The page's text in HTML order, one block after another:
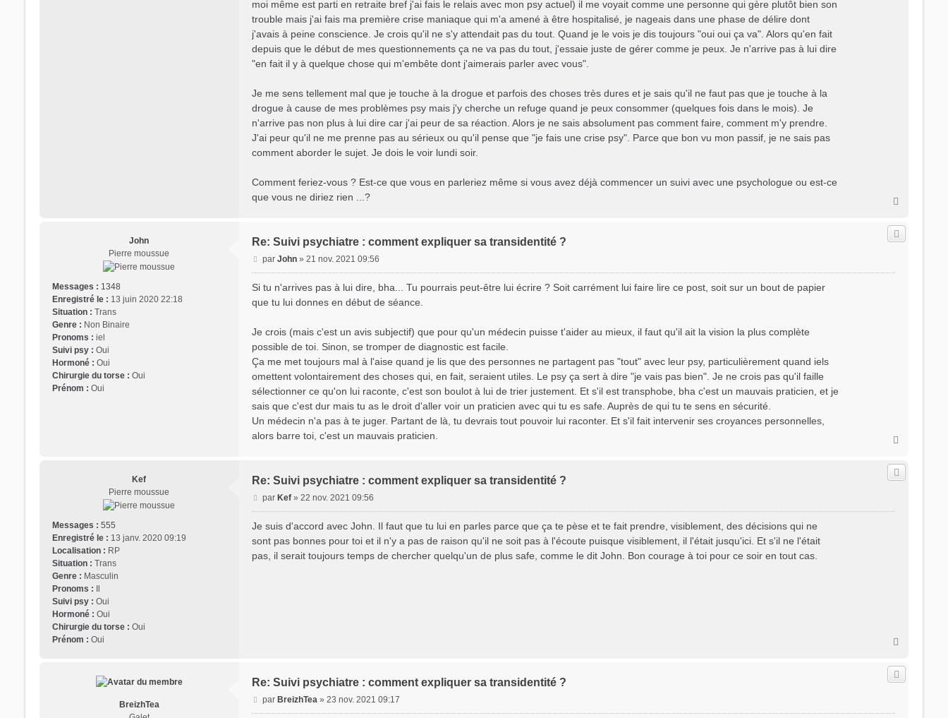
moi même est parti en retraite bref j'ai fais le relais avec mon psy actuel) il me voyait comme une personne qui gère plutôt bien son
trouble mais j'ai fais ma première crise maniaque qui m'a amené à être hospitalisé, je nageais dans une phase de délire dont
j'avais à peine conscience. Je crois qu'il ne s'y attendait pas du tout. Quand je le vois je dis toujours "oui oui ça va". Alors qu'en fait
depuis que le début de mes questionnements ça ne va pas du tout, j'essaie juste de gérer comme je peux. Je n'arrive pas à lui dire
"en fait il y à quelque chose qui m'embête dont j'aimerais parler avec vous".
Je me sens tellement mal que je touche à la drogue et parfois des choses très dures et je sais qu'il ne faut pas que je touche à la
drogue à cause de mes problèmes psy mais j'y cherche un refuge quand je peux consommer (quelques fois dans le mois). Je
n'arrive pas non plus à lui dire car j'ai peur de sa réaction. Alors je ne sais absolument pas comment faire, comment m'y prendre.
J'ai peur qu'il ne me prenne pas au sérieux ou qu'il pense que "je fais une crise psy". Parce que bon vu mon passif, je ne sais pas
comment aborder le sujet. Je dois le voir lundi soir.
Comment feriez-vous ? Est-ce que vous en parleriez même si vous avez déjà commencer un suivi avec une psychologue ou est-ce
que vous ne diriez rien ...?
u
John
Pierre moussue
Messages : 1348
Enregistré le : 13 juin 2020 22:18
Situation : Trans
Genre : Non Binaire
Pronoms : iel
Suivi psy : Oui
Hormoné : Oui
Chirurgie du torse : Oui
Prénom : Oui
Re: Suivi psychiatre : comment expliquer sa transidentité ?
M
e
s
a
e
parJohn »21 nov. 2021 09:56
Si tu n'arrives pas à lui dire, bha... Tu pourrais peut-être lui écrire ? Soit carrément lui faire lire ce post, soit sur un bout de papier
que tu lui donnes en début de séance.
Je crois (mais c'est un avis subjectif) que pour qu'un médecin puisse t'aider au mieux, il faut qu'il ait la vision la plus complète
possible de toi. Sinon, se tromper de diagnostic est facile.
Ça me met toujours mal à l'aise quand je lis que des personnes ne partagent pas "tout" avec leur psy, particulièrement quand iels
omettent volontairement des choses qui, en fait, seraient utiles. Le psy ça sert à dire "je vais pas bien". Je ne crois pas qu'il faille
sélectionner ce qu'on lui raconte, c'est son boulot à lui de trier justement. Et s'il est transphobe, bha c'est un mauvais praticien, et je
sais que c'est dur mais tu as le droit d'aller voir un praticien avec qui tu es safe. Auprès de qui tu te sens en sécurité.
Un médecin n'a pas à te juger. Partant de là, tu devrais tout pouvoir lui raconter. Et s'il fait intervenir ses croyances personnelles,
alors barre toi, c'est un mauvais praticien.
u
Kef
Pierre moussue
Messages : 555
Enregistré le : 13 janv. 2020 09:19
Localisation : RP
Situation : Trans
Genre : Masculin
Pronoms : Il
Suivi psy : Oui
Hormoné : Oui
Chirurgie du torse : Oui
Prénom : Oui
Re: Suivi psychiatre : comment expliquer sa transidentité ?
M
e
a
g
parKef » 22 nov. 2021 09:56
Je suis d'accord avec John. Il faut que tu lui en parles parce que ça te pèse et te fait prendre, visiblement, des décisions qui ne
sont pas bonnes pour toi et il n'y a pas de raison qu'il ne soit pas à l'écoute puisque visiblement, il l'était jusqu'ici. Et s'il ne l'était
pas, il serait toujours temps de chercher quelqu'un de plus safe, comme le dit John. Bon courage à toi pour ce soir en tout cas.
u
BreizhTea
Re: Suivi psychiatre : comment expliquer sa transidentité ?
M
e
parBreizhTea »23 nov. 2021 09:17